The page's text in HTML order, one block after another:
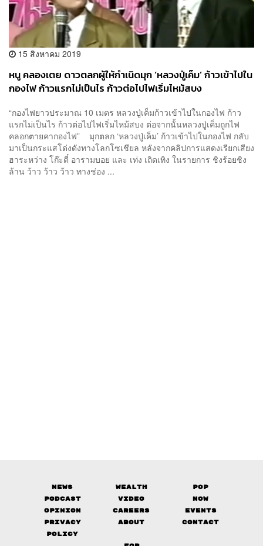
15 สิงหาคม 2019
หนู คลองเตย ดาวตลกผู้ให้กำเนิดมุก ‘หลวงปู่เค็ม’ ก้าวเข้าไปใน
กองไฟ ก้าวแรกไม่เป็นไร ก้าวต่อไปไฟเริ่มไหม้สบง
“กองไฟยาวประมาณ 10 เมตร หลวงปู่เค็มก้าวเข้าไปในกองไฟ ก้าว
แรกไม่เป็นไร ก้าวต่อไปไฟเริ่มไหม้สบง ต่อจากนั้นหลวงปู่เค็มถูกไฟ
คลอกตายคากองไฟ” มุกตลก ‘หลวงปู่เค็ม’ ก้าวเข้าไปในกองไฟ กลับ
มาเป็นกระแสโด่งดังทางโลกโซเชียล หลังจากคลิปการแสดงเรียกเสียง
ฮาระหว่าง โก๊ะตี๋ อารามบอย และ เท่ง เถิดเทิง ในรายการ ชิงร้อยชิง
ล้าน ว้าว ว้าว ว้าว ทางช่อง ...
News Wealth
Pop
Podcast
Video
Now
Opinion
Careers
Events
Privacy
Policy
About Contact